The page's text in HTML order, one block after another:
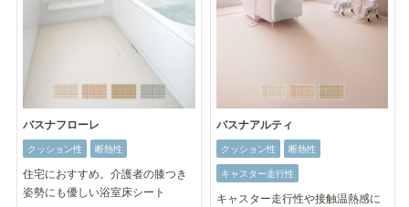
バスナフローレ
クッション性 断熱性
住宅におすすめ。介護者の膝つき
姿勢にも優しい浴室床シート
バスナアルティ
クッション性 断熱性
キャスター走行性
キャスター走行性や接触温熱感に